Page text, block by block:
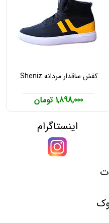
کفش ساقدار مردانه Sheniz
1,898,000 تومان
اینستاگرام